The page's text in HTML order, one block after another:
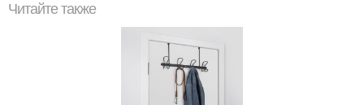
Читайте также